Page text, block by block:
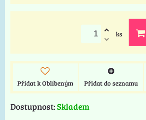
ks
Přidat k Oblíbeným Přidat do seznamu
Dostupnost:Skladem